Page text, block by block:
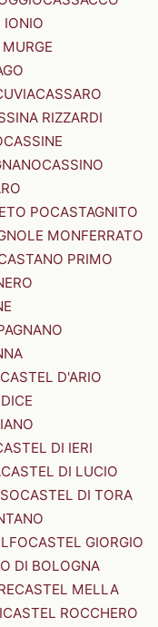
IONIO
CASSARO
RIZZARDI
CASSINE
CASSINO
POCASTAGNITO
MONFERRATO
PRIMO
CASTEL D'ARIO
DI IERI
CASTEL DI LUCIO
CASTEL DI TORA
CASTEL GIORGIO
DI BOLOGNA
CASTEL MELLA
CASTEL ROCCHERO